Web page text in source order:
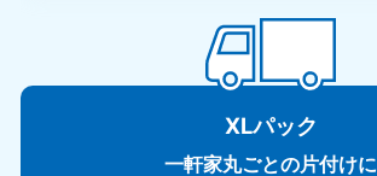
XLパック
一軒家丸ごとの片付けに